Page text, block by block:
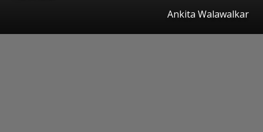
Ankita Walawalkar